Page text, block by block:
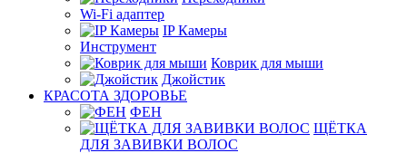
Wi-Fi адаптер
IP Камеры
Инструмент
Коврик для мыши
Джойстик
КРАСОТА ЗДОРОВЬЕ
ФЕН
ЩЁТКА
ДЛЯ ЗАВИВКИ ВОЛОС